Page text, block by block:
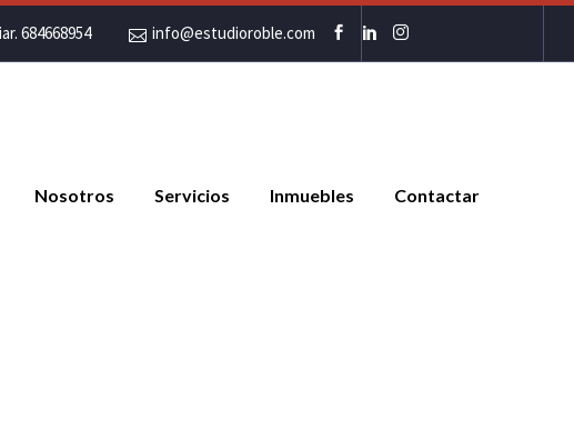
684668954 info@estudioroble.com
Nosotros Servicios Inmuebles Contactar